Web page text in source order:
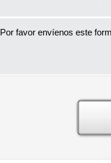
Por favor envíenos este